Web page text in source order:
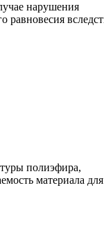
нарушения
равновесия
полиэфира,
материала для